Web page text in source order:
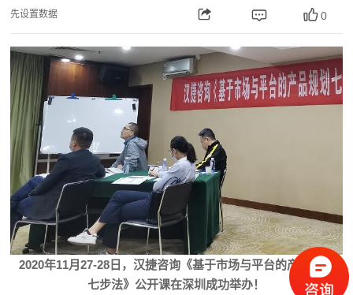
先设置数据 0
2020年11月27-28日，汉捷咨询《基于市场与平台的产品规划
七步法》公开课在深圳成功举办！